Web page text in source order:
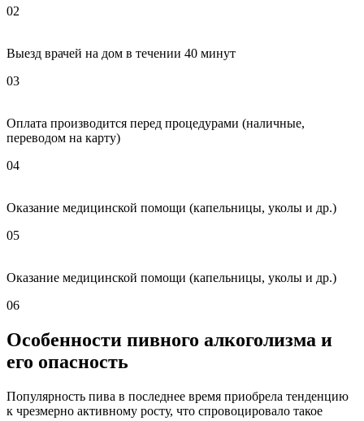
02
Выезд врачей на дом в течении 40 минут
03
Оплата производится перед процедурами (наличные,
переводом на карту)
04
Оказание медицинской помощи (капельницы, уколы и др.)
05
Оказание медицинской помощи (капельницы, уколы и др.)
06
Особенности пивного алкоголизма и
его опасность
Популярность пива в последнее время приобрела тенденцию
к чрезмерно активному росту, что спровоцировало такое